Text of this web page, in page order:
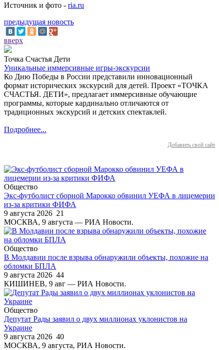
Источник и фото - ria.ru
предыдущая новость
вверх
Точка Счастья Дети
Уникальные иммерсивные игры-экскурсии
Ко Дню Победы в России представили инновационный
формат исторических экскурсий для детей. Проект «ТОЧКА
СЧАСТЬЯ. ДЕТИ», предлагает иммерсивные обучающие
программы, которые кардинально отличаются от
традиционных экскурсий и детских спектаклей.
Подробнее...
Добавить свой сайт
Общество
Экс-футболист сборной Марокко обвинил УЕФА в лицемерии
из-за критики ФИФА
9 августа 2026 21
МОСКВА, 9 августа — РИА Новости.
Общество
В Молдавии после взрыва обнаружили объекты, похожие на
обломки БПЛА
9 августа 2026 44
КИШИНЕВ, 9 авг — РИА Новости.
Общество
Депутат Рады заявил о двух миллионах уклонистов на
Украине
9 августа 2026 40
МОСКВА, 9 августа, РИА Новости.